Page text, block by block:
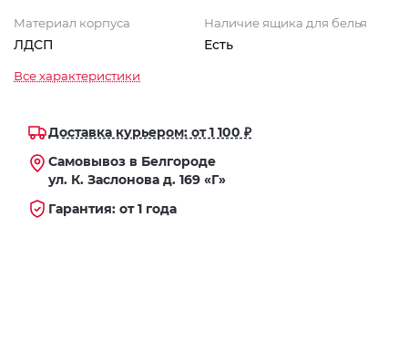
Материал корпуса
ЛДСП
Наличие ящика для белья
Есть
Все характеристики
Доставка курьером: от 1 100 ₽
Самовывоз в Белгороде
ул. К. Заслонова д. 169 «Г»
Гарантия: от 1 года